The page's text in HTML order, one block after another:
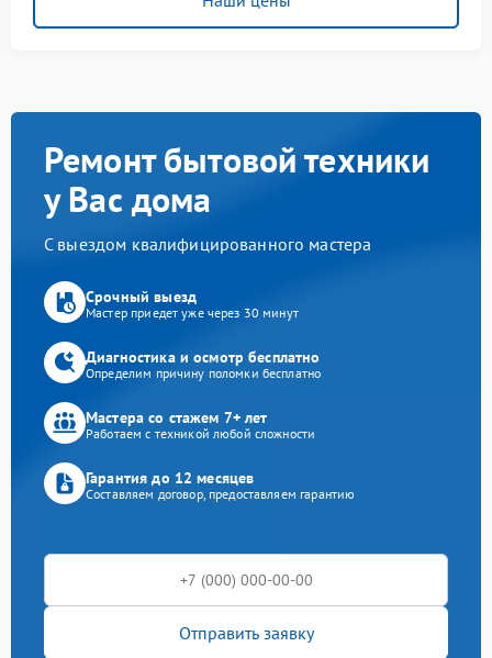
Ремонт бытовой техники
у Вас дома
С выездом квалифицированного мастера
Срочный выезд
Мастер приедет уже через 30 минут
Диагностика и осмотр бесплатно
Определим причину поломки бесплатно
Мастера со стажем 7+ лет
Работаем с техникой любой сложности
Гарантия до 12 месяцев
Составляем договор, предоставляем гарантию
Отправить заявку